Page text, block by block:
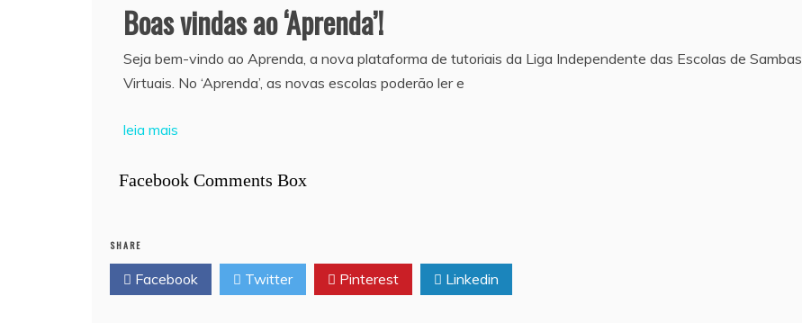
Boas vindas ao ‘Aprenda’!
Seja bem-vindo ao Aprenda, a nova plataforma de tutoriais da Liga Independente das Escolas de Sambas
Virtuais. No ‘Aprenda’, as novas escolas poderão ler e
leia mais
Facebook Comments Box
SHARE
Facebook Twitter Pinterest Linkedin